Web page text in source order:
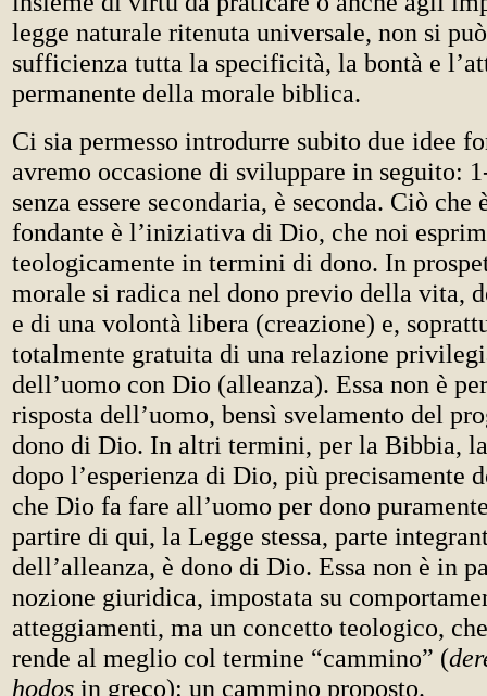
legge naturale ritenuta universale, non si
sufficienza tutta la specificità, la bontà e
permanente della morale biblica.
Ci sia permesso introdurre subito due idee
avremo occasione di sviluppare in seguito:
senza essere secondaria, è seconda. Ciò che
fondante è l’iniziativa di Dio, che noi
teologicamente in termini di dono. In
morale si radica nel dono previo della vita,
e di una volontà libera (creazione) e,
totalmente gratuita di una relazione
dell’uomo con Dio (alleanza). Essa non è
risposta dell’uomo, bensì svelamento del
dono di Dio. In altri termini, per la Bibbia,
dopo l’esperienza di Dio, più precisamente
che Dio fa fare all’uomo per dono
partire di qui, la Legge stessa, parte
dell’alleanza, è dono di Dio. Essa non è in
nozione giuridica, impostata su
atteggiamenti, ma un concetto teologico,
rende al meglio col termine “cammino” (
hodos in greco): un cammino proposto.